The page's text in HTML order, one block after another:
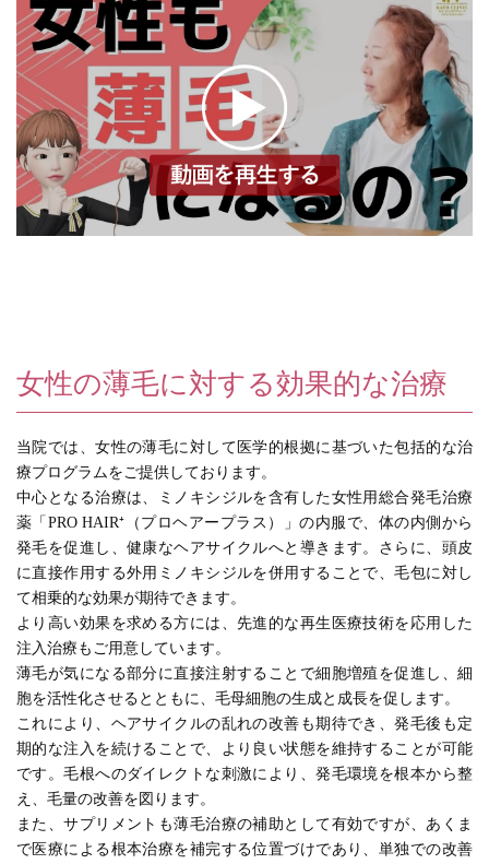
女性の薄毛に対する効果的な治療
当院では、女性の薄毛に対して医学的根拠に基づいた包括的な治
療プログラムをご提供しております。
中心となる治療は、ミノキシジルを含有した女性用総合発毛治療
薬「PRO HAIR⁺（プロヘアープラス）」の内服で、体の内側から
発毛を促進し、健康なヘアサイクルへと導きます。さらに、頭皮
に直接作用する外用ミノキシジルを併用することで、毛包に対し
て相乗的な効果が期待できます。
より高い効果を求める方には、先進的な再生医療技術を応用した
注入治療もご用意しています。
薄毛が気になる部分に直接注射することで細胞増殖を促進し、細
胞を活性化させるとともに、毛母細胞の生成と成長を促します。
これにより、ヘアサイクルの乱れの改善も期待でき、発毛後も定
期的な注入を続けることで、より良い状態を維持することが可能
です。毛根へのダイレクトな刺激により、発毛環境を根本から整
え、毛量の改善を図ります。
また、サプリメントも薄毛治療の補助として有効ですが、あくま
で医療による根本治療を補完する位置づけであり、単独での改善